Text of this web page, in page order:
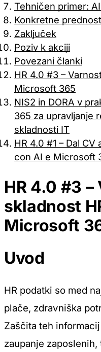
Tehničen primer:
Konkretne
Zaključek
Poziv k akciji
Povezani članki
HR 4.0 #3 –
Microsoft 365
NIS2 in DORA v
365 za upravljanje
skladnosti IT
HR 4.0 #1 – Dal CV
con AI e Microsoft
HR 4.0 #3
skladnost
Microsoft
Uvod
HR podatki so med
plače, zdravniška
Zaščita teh
zaupanje